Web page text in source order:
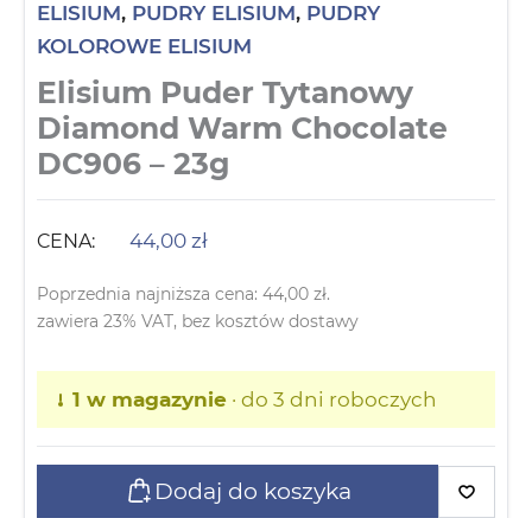
ELISIUM, PUDRY ELISIUM, PUDRY
KOLOROWE ELISIUM
Elisium Puder Tytanowy
Diamond Warm Chocolate
DC906 – 23g
CENA: 44,00 zł
Poprzednia najniższa cena: 44,00 zł.
zawiera 23% VAT, bez kosztów dostawy
1 w magazynie · do 3 dni roboczych
Dodaj do koszyka